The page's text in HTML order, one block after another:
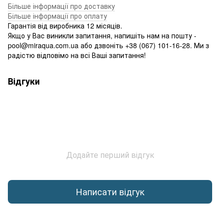
Більше інформації про доставку
Більше інформації про оплату
Гарантія від виробника 12 місяців.
Якщо у Вас виникли запитання, напишіть нам на пошту -
pool@miraqua.com.ua або дзвоніть +38 (067) 101-16-28. Ми з
радістю відповімо на всі Ваші запитання!
Відгуки
Додайте перший відгук
Написати відгук